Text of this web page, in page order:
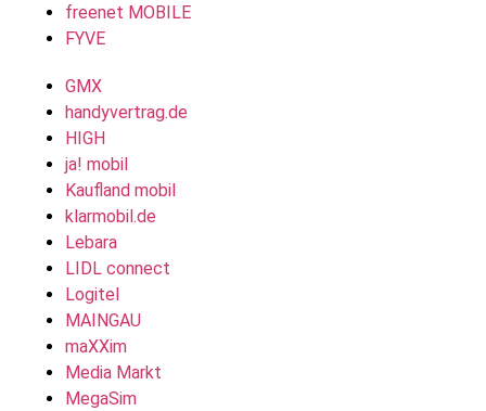
freenet MOBILE
FYVE
GMX
handyvertrag.de
HIGH
ja! mobil
Kaufland mobil
klarmobil.de
Lebara
LIDL connect
Logitel
MAINGAU
maXXim
Media Markt
MegaSim